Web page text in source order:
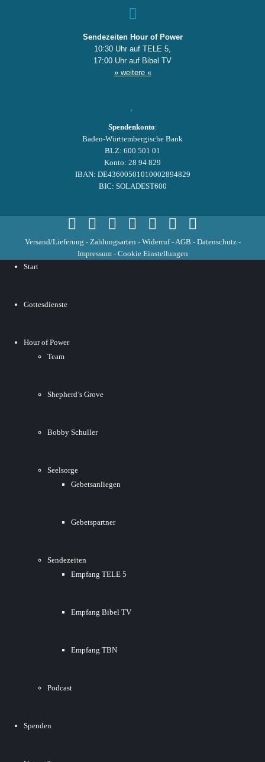
Sendezeiten Hour of Power
10:30 Uhr auf TELE 5,
17:00 Uhr auf Bibel TV
» weitere «
Spendenkonto:
Baden-Württembergische Bank
BLZ: 600 501 01
Konto: 28 94 829
IBAN: DE43600501010002894829
BIC: SOLADEST600
Versand/Lieferung - Zahlungsarten - Widerruf-AGB - Datenschutz-
Impressum- Cookie Einstellungen
Start
Gottesdienste
Hour of Power
Team
Shepherd’s Grove
Bobby Schuller
Seelsorge
Gebetsanliegen
Gebetspartner
Sendezeiten
Empfang TELE 5
Empfang Bibel TV
Empfang TBN
Podcast
Spenden